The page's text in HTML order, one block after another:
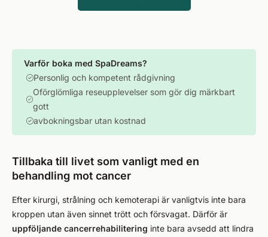
Varför boka med SpaDreams?
Personlig och kompetent rådgivning
Oförglömliga reseupplevelser som gör dig märkbart
gott
avbokningsbar utan kostnad
Tillbaka till livet som vanligt med en
behandling mot cancer
Efter kirurgi, strålning och kemoterapi är vanligtvis inte bara
kroppen utan även sinnet trött och försvagat. Därför är
uppföljande cancerrehabilitering inte bara avsedd att lindra